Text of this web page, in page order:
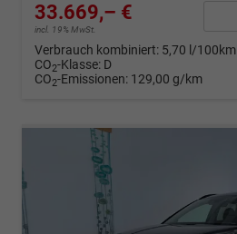
33.669,– €
incl. 19% MwSt.
Verbrauch kombiniert: 5,70 l/100km
CO2-Klasse: D
CO2-Emissionen: 129,00 g/km